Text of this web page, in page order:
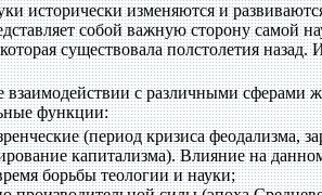
исторически изменяются и
собой важную сторону самой
существовала полстолетия назад.
взаимодействии с различными сферами
функции:
(период кризиса феодализма,
капитализма). Влияние на
борьбы теологии и науки;